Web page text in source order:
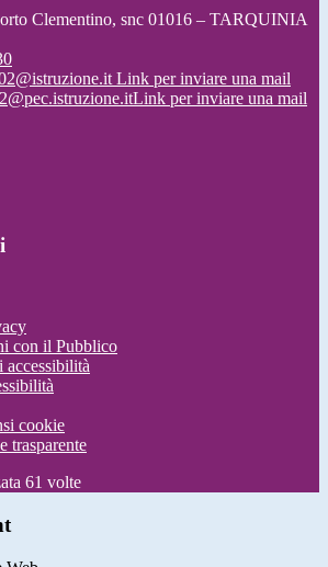
Clementino, snc 01016 – TARQUINIA
Link per inviare una mail
Link per inviare una mail
con il Pubblico
cookie
trasparente
61 volte